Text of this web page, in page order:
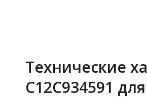
Технические
C12C934591